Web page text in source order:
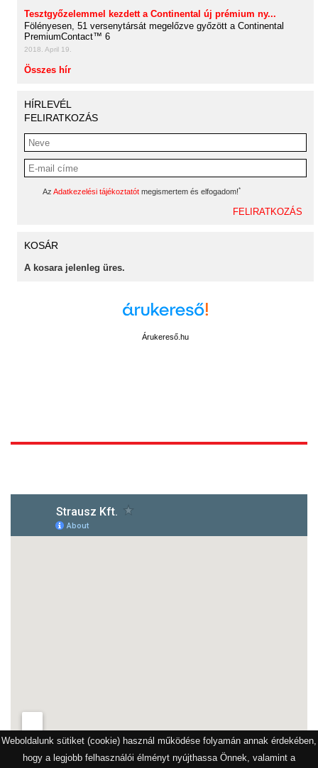
Weboldalunk sütiket (cookie) használ működése folyamán annak érdekében,
hogy a legjobb felhasználói élményt nyújthassa Önnek, valamint a
Tesztgyőzelemmel kezdett a Continental új prémium ny...
Fölényesen, 51 versenytársát megelőzve győzött a Continental
PremiumContact™ 6
2018. April 19.
Összes hír
HÍRLEVÉL
FELIRATKOZÁS
Az Adatkezelési tájékoztatót megismertem és elfogadom!*
KOSÁR
A kosara jelenleg üres.
Árukereső.hu